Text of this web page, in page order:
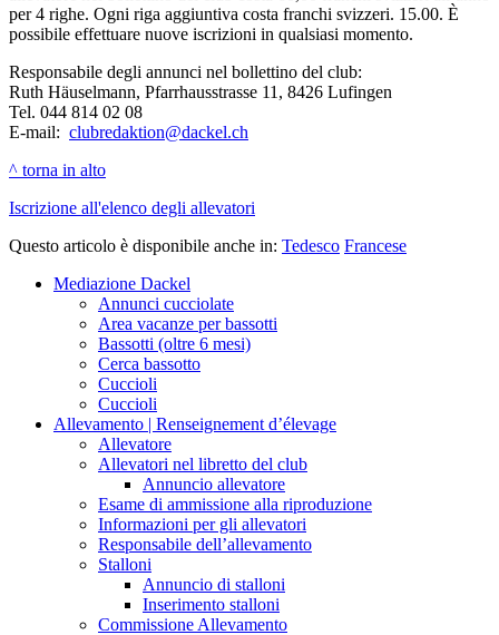
per 4 righe. Ogni riga aggiuntiva costa franchi svizzeri. 15.00. È
possibile effettuare nuove iscrizioni in qualsiasi momento.
Responsabile degli annunci nel bollettino del club:
Ruth Häuselmann, Pfarrhausstrasse 11, 8426 Lufingen
Tel. 044 814 02 08
E-mail: clubredaktion@dackel.ch
^ torna in alto
Iscrizione all'elenco degli allevatori
Questo articolo è disponibile anche in: Tedesco Francese
Mediazione Dackel
Annunci cucciolate
Area vacanze per bassotti
Bassotti (oltre 6 mesi)
Cerca bassotto
Cuccioli
Cuccioli
Allevamento | Renseignement d’élevage
Allevatore
Allevatori nel libretto del club
Annuncio allevatore
Esame di ammissione alla riproduzione
Informazioni per gli allevatori
Responsabile dell’allevamento
Stalloni
Annuncio di stalloni
Inserimento stalloni
Commissione Allevamento